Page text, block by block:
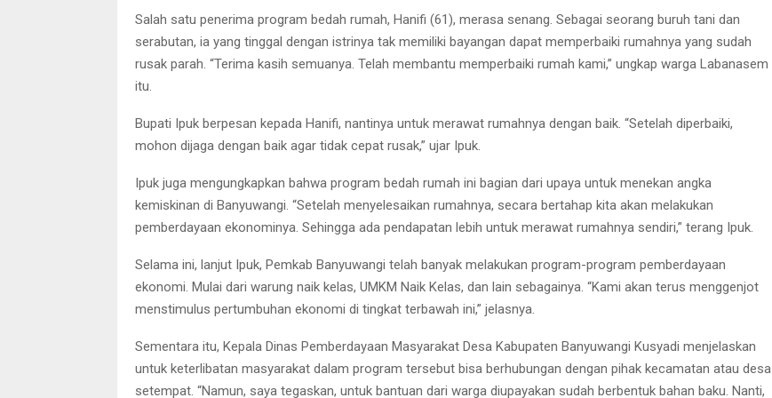
Salah satu penerima program bedah rumah, Hanifi (61), merasa senang. Sebagai seorang buruh tani dan
serabutan, ia yang tinggal dengan istrinya tak memiliki bayangan dapat memperbaiki rumahnya yang sudah
rusak parah. “Terima kasih semuanya. Telah membantu memperbaiki rumah kami,” ungkap warga Labanasem
itu.
Bupati Ipuk berpesan kepada Hanifi, nantinya untuk merawat rumahnya dengan baik. “Setelah diperbaiki,
mohon dijaga dengan baik agar tidak cepat rusak,” ujar Ipuk.
Ipuk juga mengungkapkan bahwa program bedah rumah ini bagian dari upaya untuk menekan angka
kemiskinan di Banyuwangi. “Setelah menyelesaikan rumahnya, secara bertahap kita akan melakukan
pemberdayaan ekonominya. Sehingga ada pendapatan lebih untuk merawat rumahnya sendiri,” terang Ipuk.
Selama ini, lanjut Ipuk, Pemkab Banyuwangi telah banyak melakukan program-program pemberdayaan
ekonomi. Mulai dari warung naik kelas, UMKM Naik Kelas, dan lain sebagainya. “Kami akan terus menggenjot
menstimulus pertumbuhan ekonomi di tingkat terbawah ini,” jelasnya.
Sementara itu, Kepala Dinas Pemberdayaan Masyarakat Desa Kabupaten Banyuwangi Kusyadi menjelaskan
untuk keterlibatan masyarakat dalam program tersebut bisa berhubungan dengan pihak kecamatan atau desa
setempat. “Namun, saya tegaskan, untuk bantuan dari warga diupayakan sudah berbentuk bahan baku. Nanti,